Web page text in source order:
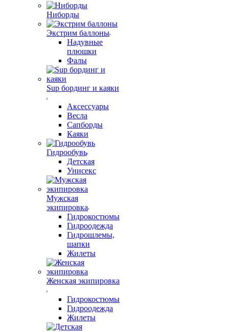
Ниборды
Экстрим баллоны
Надувные
плюшки
Фалы
Sup бординг и каяки
Аксессуары
Весла
Сапборды
Каяки
Гидрообувь
Детская
Унисекс
Мужская
экипировка
Гидрокостюмы
Гидроодежда
Гидрошлемы,
шапки
Жилеты
Женская экипировка
Гидрокостюмы
Гидроодежда
Жилеты